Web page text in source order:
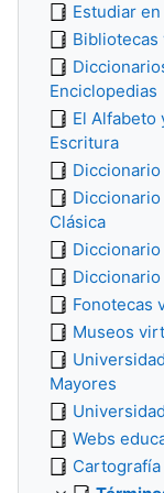
Estudiar
Enciclopedias
El Alfabeto
Escritura
Clásica
Fonotecas
Museos
Mayores
Webs
Cartografía